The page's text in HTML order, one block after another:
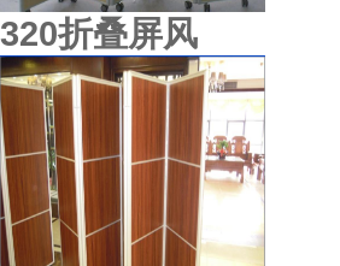
天心酒楼
320折叠屏风